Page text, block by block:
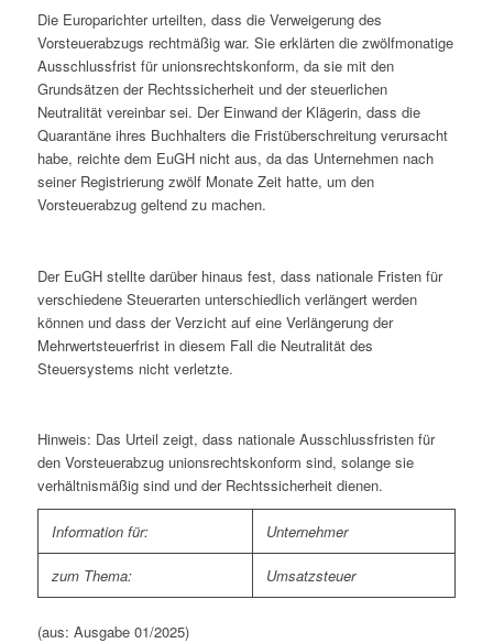
Die Europarichter urteilten, dass die Verweigerung des
Vorsteuerabzugs rechtmäßig war. Sie erklärten die zwölfmonatige
Ausschlussfrist für unionsrechtskonform, da sie mit den
Grundsätzen der Rechtssicherheit und der steuerlichen
Neutralität vereinbar sei. Der Einwand der Klägerin, dass die
Quarantäne ihres Buchhalters die Fristüberschreitung verursacht
habe, reichte dem EuGH nicht aus, da das Unternehmen nach
seiner Registrierung zwölf Monate Zeit hatte, um den
Vorsteuerabzug geltend zu machen.
Der EuGH stellte darüber hinaus fest, dass nationale Fristen für
verschiedene Steuerarten unterschiedlich verlängert werden
können und dass der Verzicht auf eine Verlängerung der
Mehrwertsteuerfrist in diesem Fall die Neutralität des
Steuersystems nicht verletzte.
Hinweis: Das Urteil zeigt, dass nationale Ausschlussfristen für
den Vorsteuerabzug unionsrechtskonform sind, solange sie
verhältnismäßig sind und der Rechtssicherheit dienen.
Information für: Unternehmer
zum Thema: Umsatzsteuer
(aus: Ausgabe 01/2025)